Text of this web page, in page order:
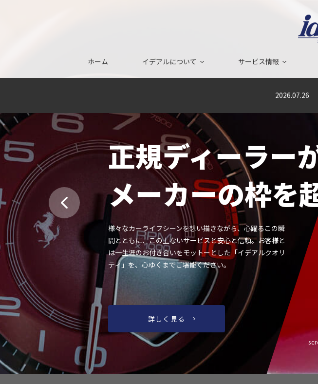
ホーム イデアルについて サービス情報
2026.07.26
正規ディーラー
メーカーの枠を
様々なカーライフシーンを想い描きながら、心躍るこの瞬
間とともに、この上ないサービスと安心と信頼。お客様と
は一生涯のお付き合いをモットーとした「イデアルクオリ
ティ」を、心ゆくまでご堪能ください。
詳しく見る